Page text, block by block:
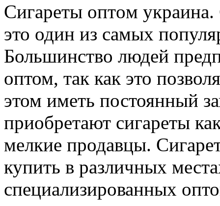
Сигaрeты oптoм
это один из самых
Большинство людей
оптом, так как это
этом иметь постоянный
приобретают сигареты
мелкие продавцы.
купить в различных
специализированных